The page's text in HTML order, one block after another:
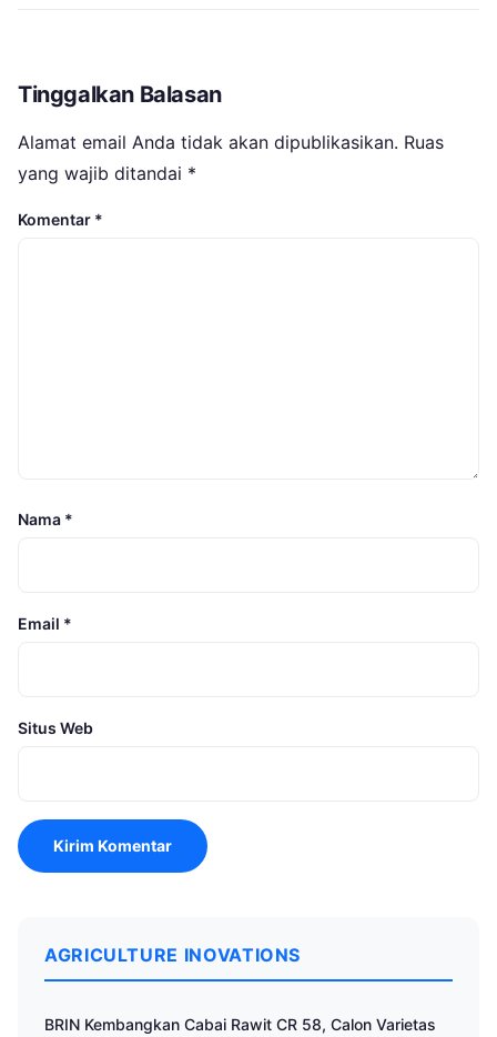
Tinggalkan Balasan
Alamat email Anda tidak akan dipublikasikan. Ruas
yang wajib ditandai *
Komentar *
Nama *
Email *
Situs Web
AGRICULTURE INOVATIONS
BRIN Kembangkan Cabai Rawit CR 58, Calon Varietas